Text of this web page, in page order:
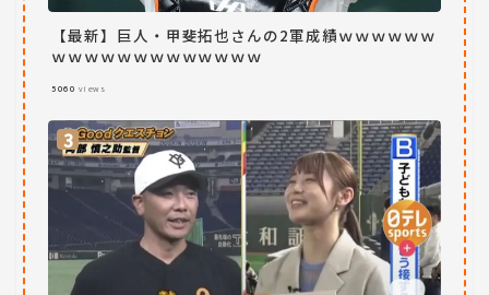
【最新】巨人・甲斐拓也さんの2軍成績ｗｗｗｗｗｗ
ｗｗｗｗｗｗｗｗｗｗｗｗｗ
5060 views